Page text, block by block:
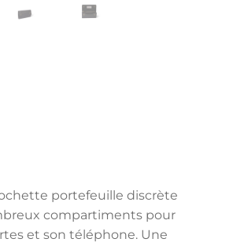
portefeuille discrète
compartiments pour
et son téléphone. Une